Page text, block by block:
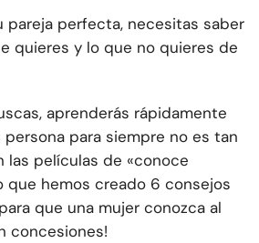
pareja perfecta, necesitas saber
quieres y lo que no quieres de
aprenderás rápidamente
para siempre no es tan
las películas de «conoce
que hemos creado 6 consejos
que una mujer conozca al
concesiones!